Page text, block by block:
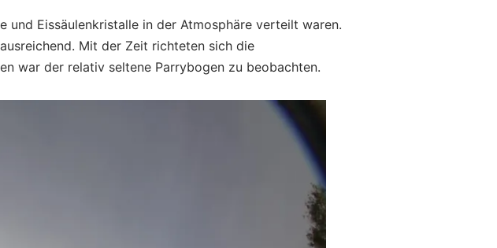
und Eissäulenkristalle in der Atmosphäre verteilt waren.
Mit der Zeit richteten sich die
war der relativ seltene Parrybogen zu beobachten.